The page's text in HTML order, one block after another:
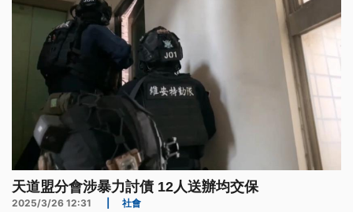
天道盟分會涉暴力討債 12人送辦均交保
2025/3/26 12:31 社會